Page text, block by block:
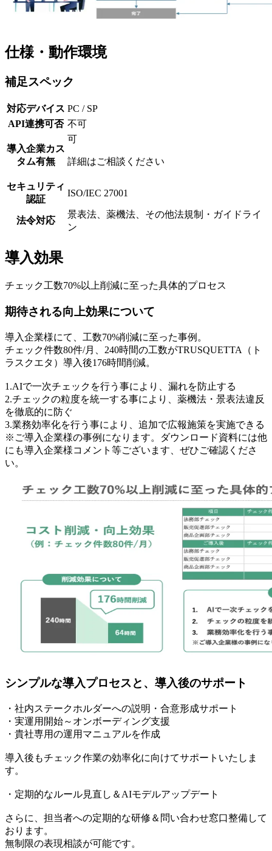
仕様・動作環境
補足スペック
対応デバイス PC / SP
API連携可否 不可
導入企業カス
タム有無
可
詳細はご相談ください
セキュリティ
認証
ISO/IEC 27001
法令対応
景表法、薬機法、その他法規制・ガイドライ
ン
導入効果
チェック工数70%以上削減に至った具体的プロセス
期待される向上効果について
導入企業様にて、工数70%削減に至った事例。
チェック件数80件/月、240時間の工数がTRUSQUETTA（ト
ラスクエタ）導入後176時間削減。
1.AIで一次チェックを行う事により、漏れを防止する
2.チェックの粒度を統一する事により、薬機法・景表法違反
を徹底的に防ぐ
3.業務効率化を行う事により、追加で広報施策を実施できる
※ご導入企業様の事例になります。ダウンロード資料には他
にも導入企業様コメント等ございます、ぜひご確認くださ
い。
シンプルな導入プロセスと、導入後のサポート
・社内ステークホルダーへの説明・合意形成サポート
・実運用開始～オンボーディング支援
・貴社専用の運用マニュアルを作成
導入後もチェック作業の効率化に向けてサポートいたしま
す。
・定期的なルール見直し＆AIモデルアップデート
さらに、担当者への定期的な研修＆問い合わせ窓口整備して
おります。
無制限の表現相談が可能です。